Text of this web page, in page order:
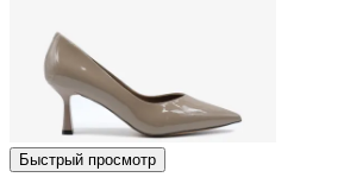
Быстрый просмотр